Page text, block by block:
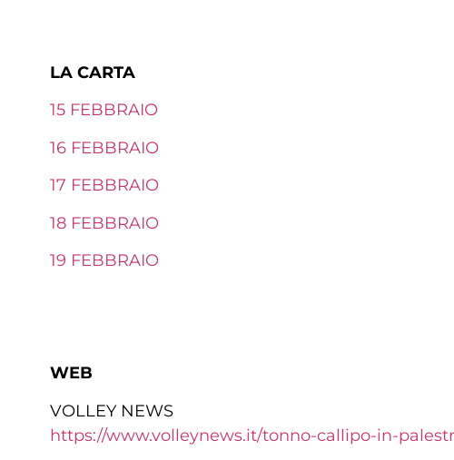
LA CARTA
15 FEBBRAIO
16 FEBBRAIO
17 FEBBRAIO
18 FEBBRAIO
19 FEBBRAIO
WEB
VOLLEY NEWS
https://www.volleynews.it/tonno-callipo-in-